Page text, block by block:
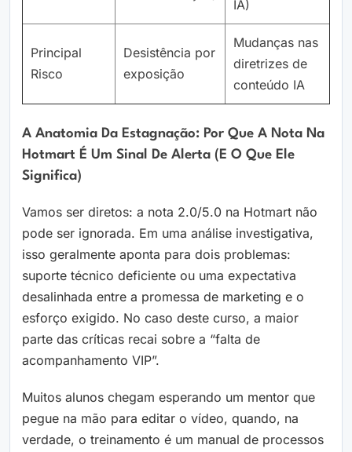
IA)
Principal
Risco
Desistência por
exposição
Mudanças nas
diretrizes de
conteúdo IA
A Anatomia Da Estagnação: Por Que A Nota Na
Hotmart É Um Sinal De Alerta (e O Que Ele
Significa)
Vamos ser diretos: a nota 2.0/5.0 na Hotmart não
pode ser ignorada. Em uma análise investigativa,
isso geralmente aponta para dois problemas:
suporte técnico deficiente ou uma expectativa
desalinhada entre a promessa de marketing e o
esforço exigido. No caso deste curso, a maior
parte das críticas recai sobre a “falta de
acompanhamento VIP”.
Muitos alunos chegam esperando um mentor que
pegue na mão para editar o vídeo, quando, na
verdade, o treinamento é um manual de processos